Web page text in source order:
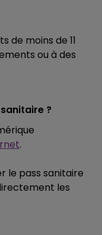
de moins de 11
ou à des
?
.
le pass sanitaire
les